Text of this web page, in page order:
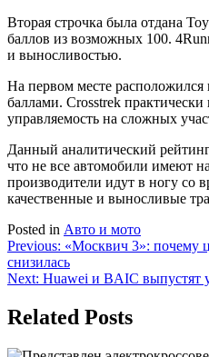
Вторая строчка была отдана
баллов из возможных 100.
и выносливостью.
На первом месте расположился
баллами. Crosstrek практически
управляемость на сложных
Данный аналитический
что не все автомобили имеют
производители идут в ногу со
качественные и выносливые
Posted in Авто и мото
Навигация
по
Previous: «Москвич 3»: почему
снизилась
Next: Huawei и BAIC выпустят
Related Posts